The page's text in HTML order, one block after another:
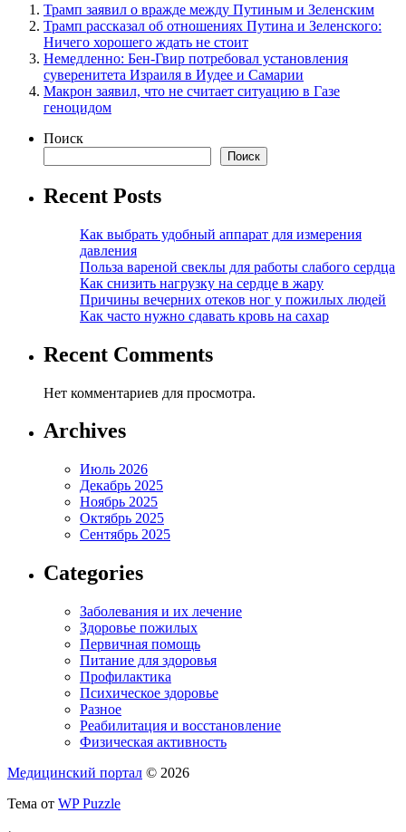
Трамп заявил о вражде между Путиным и Зеленским
Трамп рассказал об отношениях Путина и Зеленского:
Ничего хорошего ждать не стоит
Немедленно: Бен-Гвир потребовал установления
суверенитета Израиля в Иудее и Самарии
Макрон заявил, что не считает ситуацию в Газе
геноцидом
Поиск
Поиск
Recent Posts
Как выбрать удобный аппарат для измерения
давления
Польза вареной свеклы для работы слабого сердца
Как снизить нагрузку на сердце в жару
Причины вечерних отеков ног у пожилых людей
Как часто нужно сдавать кровь на сахар
Recent Comments
Нет комментариев для просмотра.
Archives
Июль 2026
Декабрь 2025
Ноябрь 2025
Октябрь 2025
Сентябрь 2025
Categories
Заболевания и их лечение
Здоровье пожилых
Первичная помощь
Питание для здоровья
Профилактика
Психическое здоровье
Разное
Реабилитация и восстановление
Физическая активность
Медицинский портал © 2026
Тема от WP Puzzle